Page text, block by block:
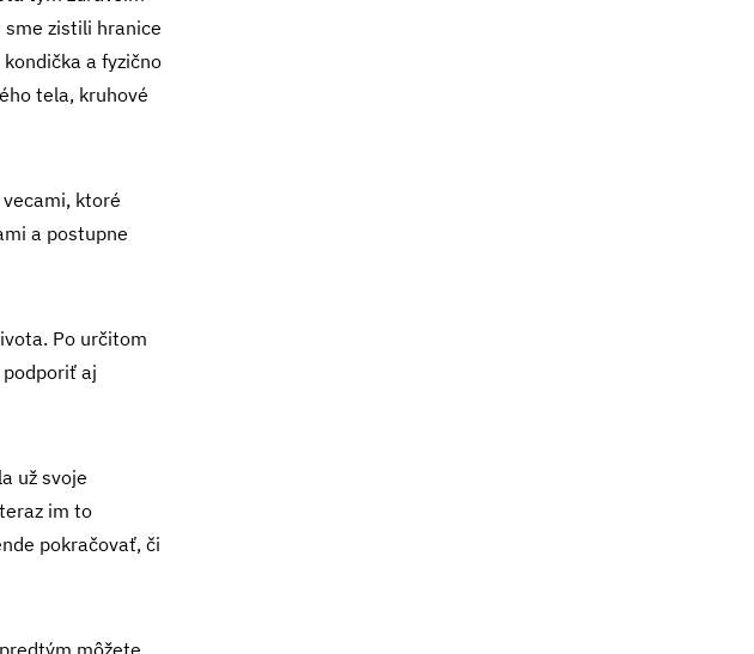
zistili hranice
a fyzično
tela, kruhové
ktoré
a postupne
Po určitom
aj
už svoje
im to
pokračovať, či